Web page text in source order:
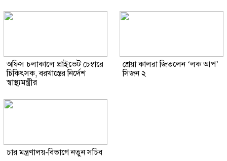
অফিস চলাকালে প্রাইভেট চেম্বারে
চিকিৎসক, বরখাস্তের নির্দেশ
স্বাস্থ্যমন্ত্রীর
শ্রেয়া কালরা জিতলেন ‘লক আপ’
সিজন ২
চার মন্ত্রণালয়-বিভাগে নতুন সচিব